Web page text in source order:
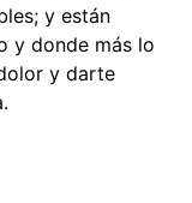
y están
y donde más lo
y darte